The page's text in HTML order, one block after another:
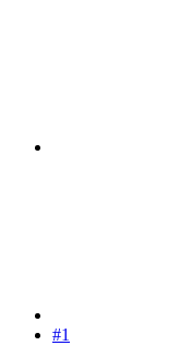
#1